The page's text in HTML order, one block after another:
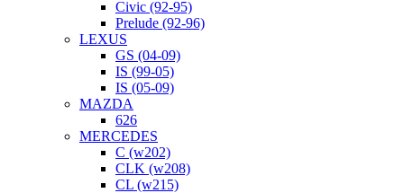
Civic (92-95)
Prelude (92-96)
LEXUS
GS (04-09)
IS (99-05)
IS (05-09)
MAZDA
626
MERCEDES
C (w202)
CLK (w208)
CL (w215)